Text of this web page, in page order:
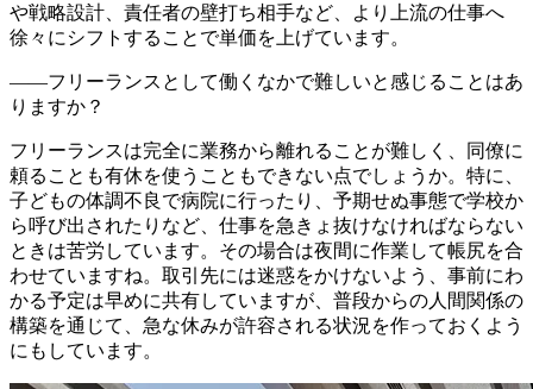
や戦略設計、責任者の壁打ち相手など、
より上流の仕事へ
徐々にシフトすることで単価を上げています。
――フリーランスとして働くなかで難しいと感じることはあ
りますか？
フリーランスは完全に業務から離れることが難しく、同僚に
頼ることも有休を使うこともできない点でしょうか。特に、
子どもの体調不良で病院に行ったり、予期せぬ事態で学校か
ら呼び出されたりなど、仕事を急きょ抜けなければならない
ときは苦労しています。その場合は夜間に作業して帳尻を合
わせていますね。取引先には迷惑をかけないよう、事前にわ
かる予定は早めに共有していますが、 普段からの人間関係の
構築を通じて、急な休みが許容される状況を作っておくよう
にもしています。